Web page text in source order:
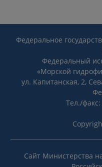
Федеральное
Федеральный
«Морской
ул. Капитанская, 2,
Тел./
Сайт Министерства